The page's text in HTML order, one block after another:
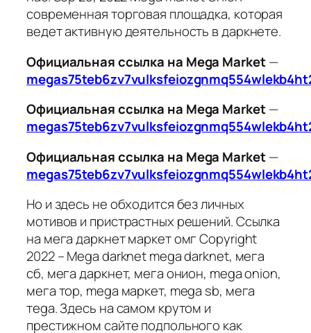
современная торговая площадка, которая
ведет активную деятельность в даркнете.
Официальная ссылка на Mega Market—
Официальная ссылка на Mega Market—
Официальная ссылка на Mega Market—
Но и здесь не обходится без личных
мотивов и пристрастных решений. Ссылка
на мега даркнет маркет омг Copyright
2022 – Mega darknet mega darknet, мега
сб, мега даркнет, мега онион, mega onion,
мега тор, mega маркет, mega sb, мега
тega. Здесь на самом крутом и
престижном сайте подпольного как